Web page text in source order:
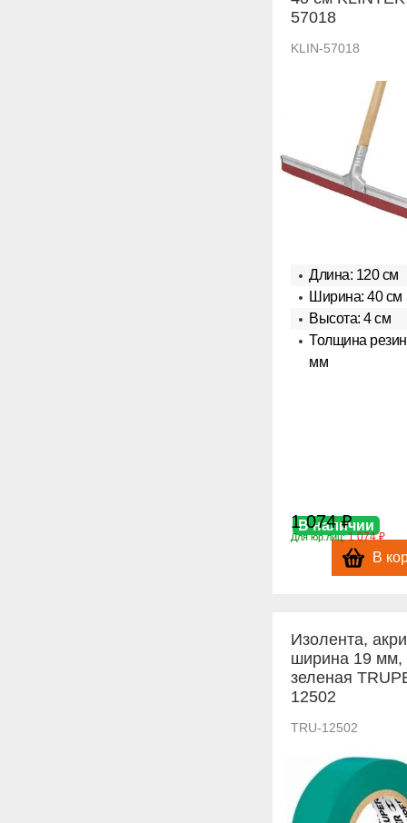
57018
KLIN-57018
Длина: 120 см
Ширина: 40 см
Высота: 4 см
Толщина
мм
В наличии
1 074 ₽
Для юр.лиц:1 074 ₽
В
Изолента,
ширина 19 мм,
зеленая
12502
TRU-12502